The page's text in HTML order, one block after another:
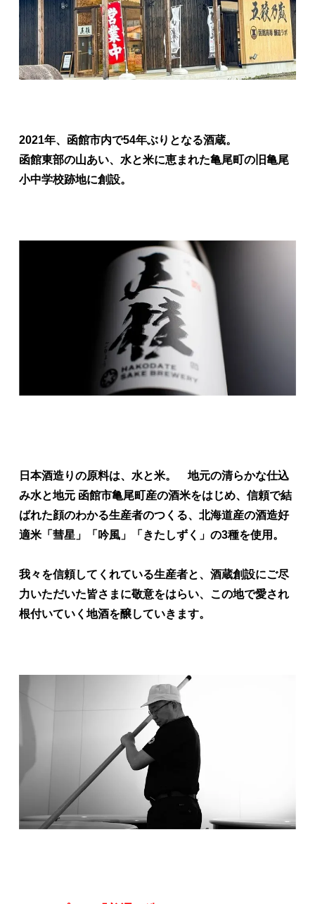
2021年、函館市内で54年ぶりとなる酒蔵。
函館東部の山あい、水と米に恵まれた亀尾町の旧亀尾
小中学校跡地に創設。
日本酒造りの原料は、水と米。 地元の清らかな仕込
み水と地元 函館市亀尾町産の酒米をはじめ、信頼で結
ばれた顔のわかる生産者のつくる、北海道産の酒造好
適米「彗星」「吟風」「きたしずく」の3種を使用。
我々を信頼してくれている生産者と、酒蔵創設にご尽
力いただいた皆さまに敬意をはらい、この地で愛され
根付いていく地酒を醸していきます。